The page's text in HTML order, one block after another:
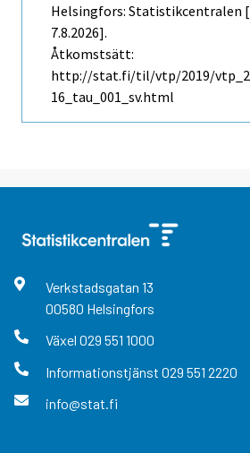
Helsingfors: Statistikcentralen
7.8.2026].
Åtkomstsätt:
http://stat.fi/til/vtp/2019/
16_tau_001_sv.html
Verkstadsgatan 13
00580 Helsingfors
Växel 029 551 1000
Informationstjänst 029 551 2220
info@stat.fi